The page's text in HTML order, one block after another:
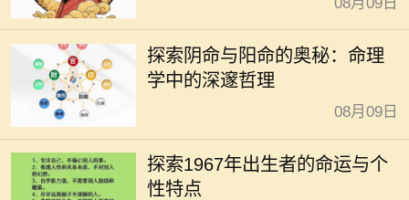
探索阴命与阳命的奥秘：命理
学中的深邃哲理
08月09日
探索1967年出生者的命运与个
性特点